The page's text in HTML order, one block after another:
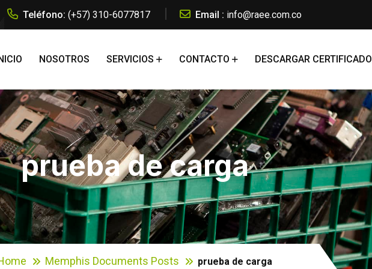
Teléfono: (+57) 310-6077817 Email : info@raee.com.co
NOSOTROS SERVICIOS CONTACTO DESCARGAR CERTIFICADO
prueba de carga
Memphis Documents Posts prueba de carga